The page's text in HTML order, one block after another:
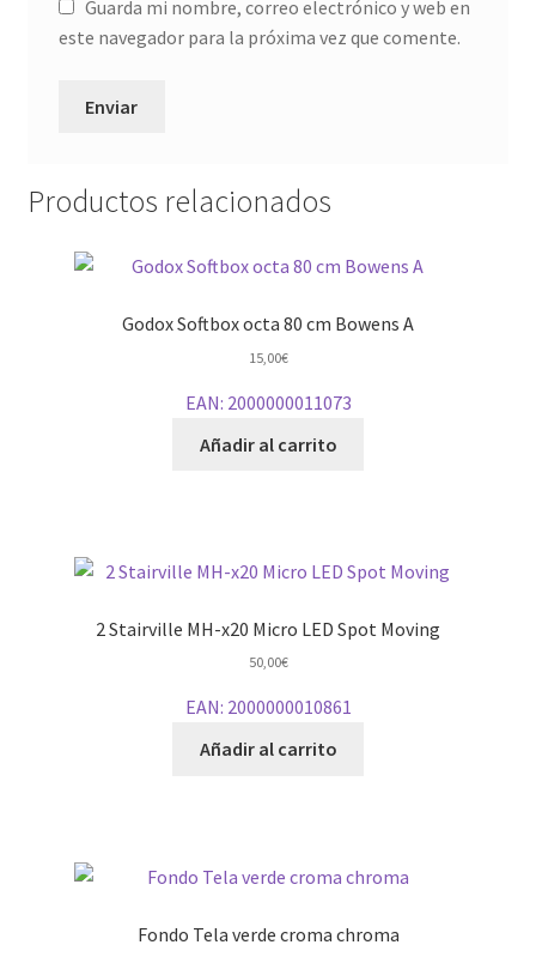
Guarda mi nombre, correo electrónico y web en
este navegador para la próxima vez que comente.
Productos relacionados
Godox Softbox octa 80 cm Bowens A
15,00€
EAN: 2000000011073
Añadir al carrito
2 Stairville MH-x20 Micro LED Spot Moving
50,00€
EAN: 2000000010861
Añadir al carrito
Fondo Tela verde croma chroma